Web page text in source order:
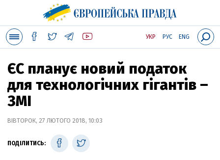
УКР РУС ENG
ЄС планує новий податок
для технологічних гігантів –
ЗМІ
ВІВТОРОК, 27 ЛЮТОГО 2018, 10:03
ПОДІЛИТИСЬ: